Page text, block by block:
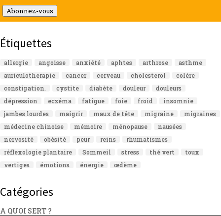
mail
Abonnez-vous
Étiquettes
allergie angoisse anxiété aphtes arthrose
asthme
auriculotherapie
cancer cerveau cholesterol
colère
constipation.
cystite diabète douleur
douleurs
dépression
eczéma fatigue foie froid
insomnie
jambes lourdes
maigrir maux de tête migraine
migraines
médecine chinoise
mémoire ménopause
nausées
nervosité
obésité peur reins
rhumatismes
réflexologie plantaire
Sommeil stress thé vert
toux
vertiges
émotions énergie œdème
Catégories
A QUOI SERT ?